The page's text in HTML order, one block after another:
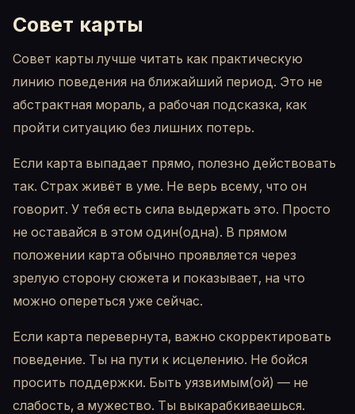
Совет карты
Совет карты лучше читать как практическую
линию поведения на ближайший период. Это не
абстрактная мораль, а рабочая подсказка, как
пройти ситуацию без лишних потерь.
Если карта выпадает прямо, полезно действовать
так. Страх живёт в уме. Не верь всему, что он
говорит. У тебя есть сила выдержать это. Просто
не оставайся в этом один(одна). В прямом
положении карта обычно проявляется через
зрелую сторону сюжета и показывает, на что
можно опереться уже сейчас.
Если карта перевернута, важно скорректировать
поведение. Ты на пути к исцелению. Не бойся
просить поддержки. Быть уязвимым(ой) — не
слабость, а мужество. Ты выкарабкиваешься.